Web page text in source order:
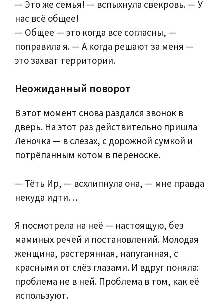
— Это же семья! — вспыхнула свекровь. — У
нас всё общее!
— Общее — это когда все согласны, —
поправила я. — А когда решают за меня —
это захват территории.
Неожиданный поворот
В этот момент снова раздался звонок в
дверь. На этот раз действительно пришла
Леночка — в слезах, с дорожной сумкой и
потрёпанным котом в переноске.
— Тёть Ир, — всхлипнула она, — мне правда
некуда идти…
Я посмотрела на неё — настоящую, без
маминых речей и постановлений. Молодая
женщина, растерянная, напуганная, с
красными от слёз глазами. И вдруг поняла:
проблема не в ней. Проблема в том, как её
используют.